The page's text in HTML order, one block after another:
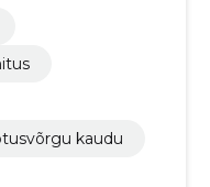
kaudu